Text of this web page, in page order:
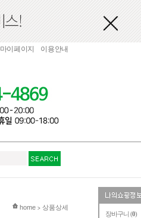
장바구니 (0)
마이페이지 이용안내
현재 위치
home > 상품상세